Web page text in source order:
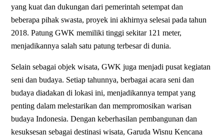
yang kuat dan dukungan dari pemerintah setempat dan
beberapa pihak swasta, proyek ini akhirnya selesai pada tahun
2018. Patung GWK memiliki tinggi sekitar 121 meter,
menjadikannya salah satu patung terbesar di dunia.
Selain sebagai objek wisata, GWK juga menjadi pusat kegiatan
seni dan budaya. Setiap tahunnya, berbagai acara seni dan
budaya diadakan di lokasi ini, menjadikannya tempat yang
penting dalam melestarikan dan mempromosikan warisan
budaya Indonesia. Dengan keberhasilan pembangunan dan
kesuksesan sebagai destinasi wisata, Garuda Wisnu Kencana